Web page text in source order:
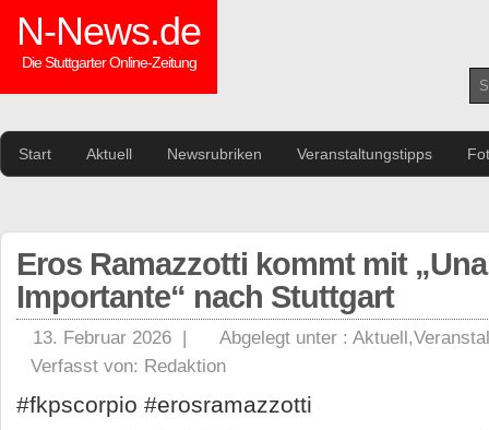
N-News.de
Die Stuttgarter Online-Zeitung
Start Aktuell Newsrubriken Veranstaltungstipps
Eros Ramazzotti kommt mit
Importante“ nach Stuttgart
13. Februar 2026 | Abgelegt unter : Aktuell,
Verfasst von: Redaktion
#fkpscorpio #erosramazzotti